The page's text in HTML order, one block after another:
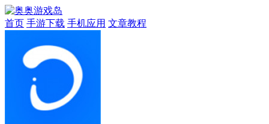
首页 手游下载 手机应用 文章教程